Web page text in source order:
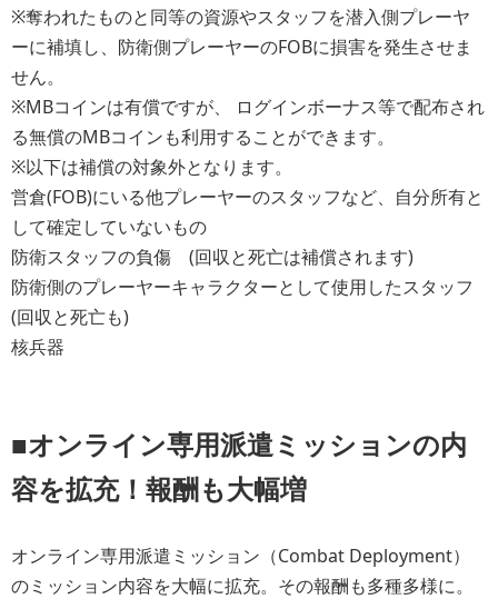
※奪われたものと同等の資源やスタッフを潜入側プレーヤ
ーに補填し、防衛側プレーヤーのFOBに損害を発生させま
せん。
※MBコインは有償ですが、 ログインボーナス等で配布され
る無償のMBコインも利用することができます。
※以下は補償の対象外となります。
営倉(FOB)にいる他プレーヤーのスタッフなど、自分所有と
して確定していないもの
防衛スタッフの負傷 (回収と死亡は補償されます)
防衛側のプレーヤーキャラクターとして使用したスタッフ
(回収と死亡も)
核兵器
■オンライン専用派遣ミッションの内
容を拡充！報酬も大幅増
オンライン専用派遣ミッション（Combat Deployment）
のミッション内容を大幅に拡充。その報酬も多種多様に。